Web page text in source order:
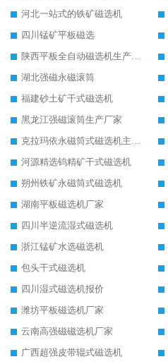
河北一站式的铁矿磁选机
四川锰矿平板磁选
陕西平板全自动磁选机生产厂家
湖北强磁永磁滚筒
福建砂土矿干式磁选机
黑龙江强磁滚筒生产厂家
克拉玛依永磁筒式磁选机主要技术参数
河源精选钨精矿干式磁选机
朔州铁矿永磁筒式磁选机
湖南平板磁选机厂家
四川半逆流湿式磁选机
浙江锰矿水选磁选机
包头干式磁选机
四川湿式磁选机报价
潍坊平板磁选机厂家
云南高强磁磁选机厂家
广西超强皮带辊式磁选机